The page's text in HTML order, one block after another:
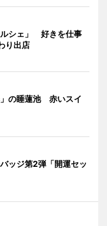
シェ」 好きを仕事
り出店
の睡蓮池 赤いスイ
ッジ第2弾「開運セッ